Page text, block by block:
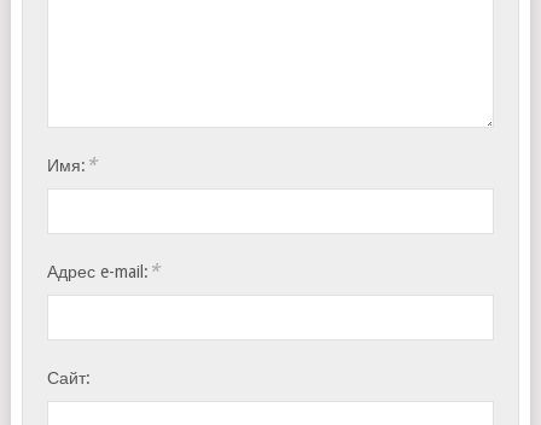
Имя: *
Адрес e-mail: *
Сайт: